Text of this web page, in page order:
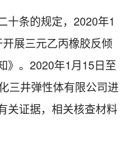
十条的规定，2020年1
展三元乙丙橡胶反倾
》。2020年1月15日至
三井弹性体有限公司进
关证据，相关核查材料